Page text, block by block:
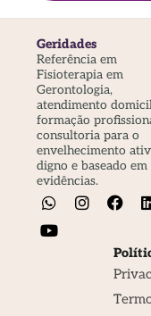
Geridades
Referência em
Fisioterapia em
Gerontologia,
atendimento
formação
consultoria para o
envelhecimento
digno e baseado em
evidências.